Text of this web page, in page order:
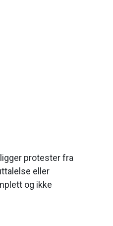
protester fra
eller
og ikke